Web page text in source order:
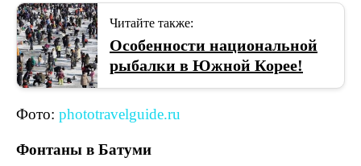
Читайте также:
Особенности национальной
рыбалки в Южной Корее!
Фото: phototravelguide.ru
Фонтаны в Батуми